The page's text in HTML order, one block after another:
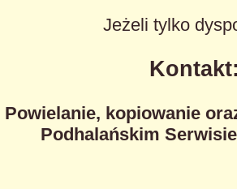
Jeżeli tylko
Kontakt:
Powielanie, kopiowanie
Podhalańskim